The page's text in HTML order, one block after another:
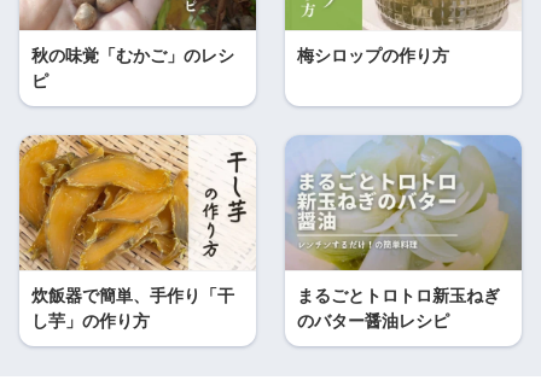
秋の味覚「むかご」のレシ
ピ
梅シロップの作り方
炊飯器で簡単、手作り「干
し芋」の作り方
まるごとトロトロ新玉ねぎ
のバター醤油レシピ